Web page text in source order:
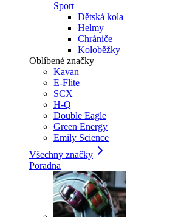
Sport
Dětská kola
Helmy
Chrániče
Koloběžky
Oblíbené značky
Kavan
E-Flite
SCX
H-Q
Double Eagle
Green Energy
Emily Science
Všechny značky
Poradna